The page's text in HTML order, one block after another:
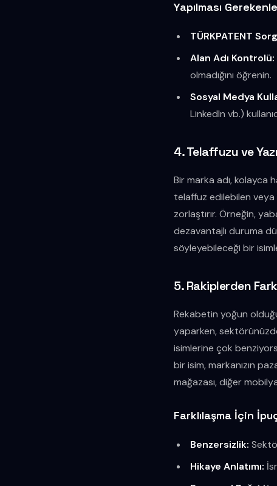
Yapılması
TÜRKPATENT
Alan Adı Kontrolü:
olmadığını öğrenin.
Sosyal Medya
LinkedIn vb.)
4. Telaffuzu ve
Bir marka adı, kolayca
telaffuz edilebilen veya
zorlaştırır. Örneğin,
dezavantajlı duruma
söyleyebileceği bir
5. Rakiplerden
Rekabetin yoğun
yaparken,
isimlerine çok
bir isim, markanızın
mağazası, diğer
Farklılaşma İçin
Benzersizlik:
Hikaye Anlatımı: